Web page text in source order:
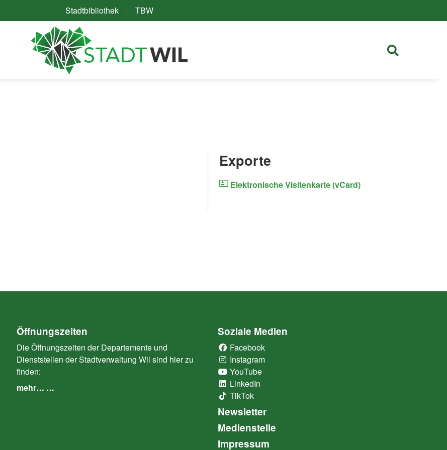
Stadtbibliothek(External Link)
TBW(External Link)
Exporte
Elektronische Visitenkarte (vCard)
Öffnungszeiten
Die Öffnungszeiten der Departemente und
Dienststellen der Stadtverwaltung Wil sind hier zu
finden:
mehr… …
Soziale Medien
Facebook
Instagram
YouTube
LinkedIn
TikTok
Newsletter
Medienstelle
Impressum